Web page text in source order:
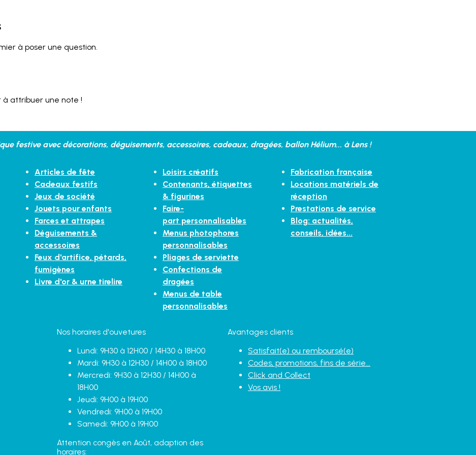
à poser une question.
à attribuer une note !
festive avec décorations, déguisements, accessoires, cadeaux, dragées, ballon Hélium... à Lens !
Articles de fête
Cadeaux festifs
Jeux de société
Jouets pour enfants
Farces et attrapes
Déguisements &
accessoires
Feux d'artifice, pétards,
fumigènes
Livre d'or & urne tirelire
Loisirs créatifs
Contenants, étiquettes
& figurines
Faire-
part personnalisables
Menus photophores
personnalisables
Pliages de serviette
Confections de
dragées
Menus de table
personnalisables
Fabrication française
Locations matériels de
réception
Prestations de service
Blog: actualités,
conseils, idées...
Nos horaires d'ouvetures
Lundi: 9H30 à 12H00 / 14H30 à 18H00
Mardi: 9H30 à 12H30 / 14H00 à 18H00
Mercredi: 9H30 à 12H30 / 14H00 à
18H00
Jeudi: 9H00 à 19H00
Vendredi: 9H00 à 19H00
Samedi: 9H00 à 19H00
Attention congès en Août, adaption des
horaires:
Avantages clients
Satisfait(e) ou remboursé(e)
Codes, promotions, fins de série...
Click and Collect
Vos avis !